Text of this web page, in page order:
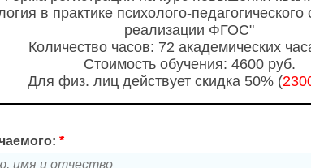
в практике психолого-
реализации ФГОС"
Количество часов: 72 академических
Стоимость обучения: 4600 руб.
Для физ. лиц действует скидка 50% (
*